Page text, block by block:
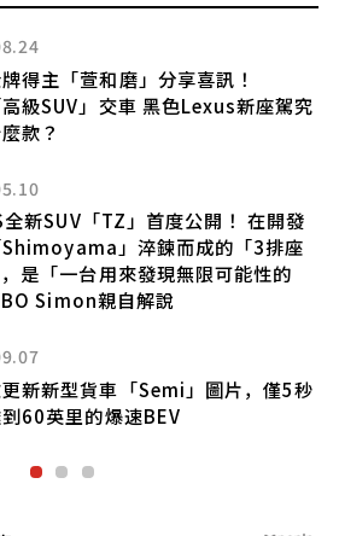
昭和懷舊配備?
現在還有裝著蕾絲半椅
極受歡迎的三菱
2023.08.08
Subaru「Legacy